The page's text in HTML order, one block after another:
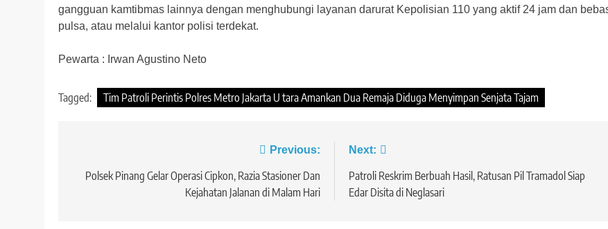
gangguan kamtibmas lainnya dengan menghubungi layanan darurat Kepolisian 110 yang aktif 24 jam dan
pulsa, atau melalui kantor polisi terdekat.
Pewarta : Irwan Agustino Neto
Tagged: Tim Patroli Perintis Polres Metro Jakarta U tara Amankan Dua Remaja Diduga Menyimpan Senjata Tajam
pos
Previous:
Polsek Pinang Gelar Operasi Cipkon, Razia Stasioner Dan
Kejahatan Jalanan di Malam Hari
Next:
Patroli Reskrim Berbuah Hasil, Ratusan Pil Tramadol Siap
Edar Disita di Neglasari